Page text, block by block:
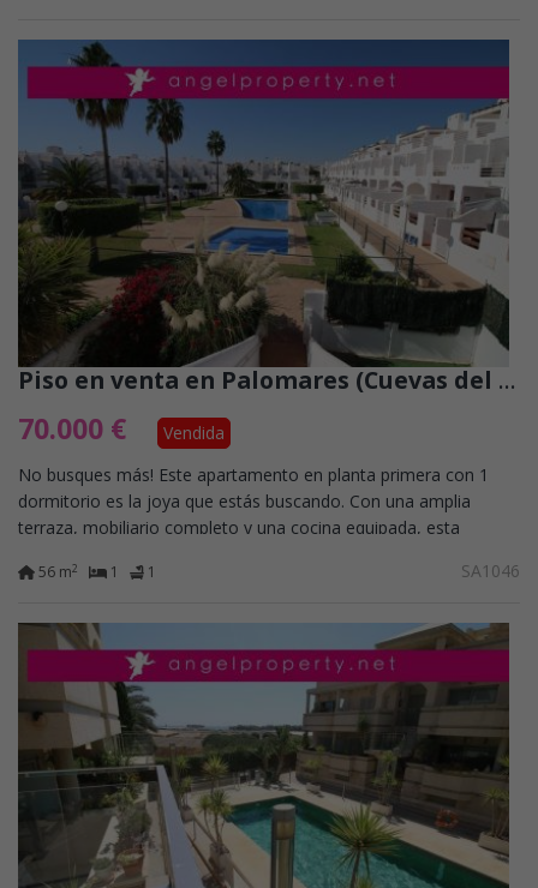
Piso en venta en Palomares (Cuevas del Almanzora)
70.000 €
Vendida
No busques más! Este apartamento en planta primera con 1
dormitorio es la joya que estás buscando. Con una amplia
terraza, mobiliario completo y una cocina equipada, esta
56 m2 1 1 SA1046